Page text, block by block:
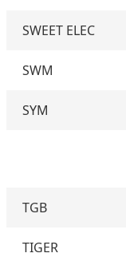
SWEET ELEC
SWM
SYM
TGB
TIGER